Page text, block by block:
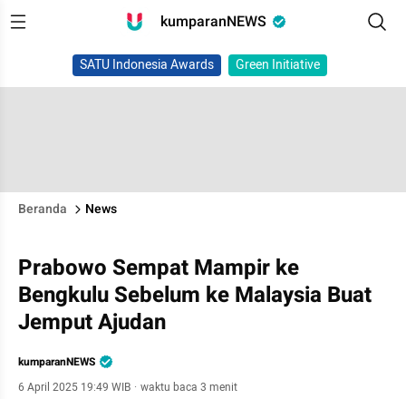
kumparanNEWS
SATU Indonesia Awards Green Initiative
Beranda News
Prabowo Sempat Mampir ke
Bengkulu Sebelum ke Malaysia Buat
Jemput Ajudan
kumparanNEWS
6 April 2025 19:49 WIB · waktu baca 3 menit